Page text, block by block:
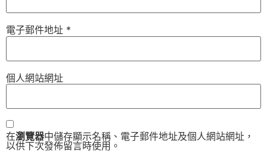
電子郵件地址 *
個人網站網址
在瀏覽器中儲存顯示名稱、電子郵件地址及個人網站網址，
以供下次發佈留言時使用。